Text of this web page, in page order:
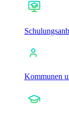
Kommunen